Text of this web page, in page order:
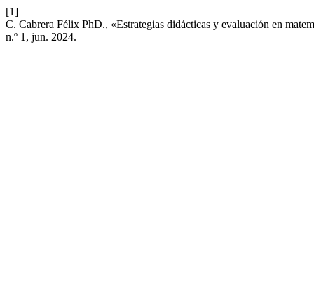
[1]
C. Cabrera Félix PhD., «Estrategias didácticas y evaluación en
n.º 1, jun. 2024.